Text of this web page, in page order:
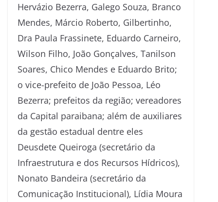
Hervázio Bezerra, Galego Souza, Branco
Mendes, Márcio Roberto, Gilbertinho,
Dra Paula Frassinete, Eduardo Carneiro,
Wilson Filho, João Gonçalves, Tanilson
Soares, Chico Mendes e Eduardo Brito;
o vice-prefeito de João Pessoa, Léo
Bezerra; prefeitos da região; vereadores
da Capital paraibana; além de auxiliares
da gestão estadual dentre eles
Deusdete Queiroga (secretário da
Infraestrutura e dos Recursos Hídricos),
Nonato Bandeira (secretário da
Comunicação Institucional), Lídia Moura